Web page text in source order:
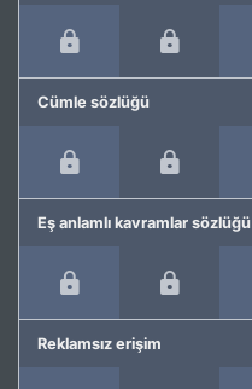
Cümle sözlüğü
Eş anlamlı kavramlar sözlüğü
Reklamsız erişim